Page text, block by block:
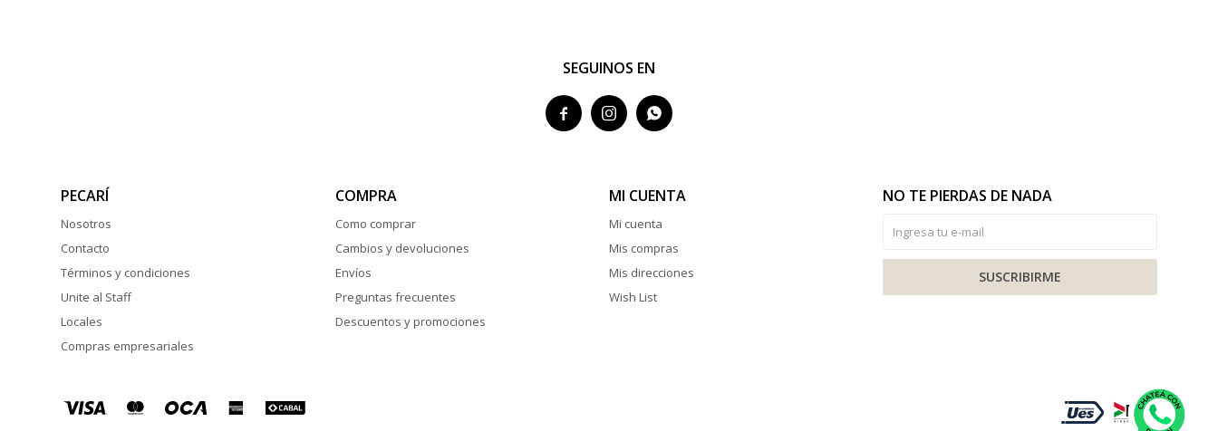
SEGUINOS EN
  
PECARÍ
Nosotros
Contacto
Términos y condiciones
Unite al Staff
Locales
Compras empresariales
COMPRA
Como comprar
Cambios y devoluciones
Envíos
Preguntas frecuentes
Descuentos y promociones
MI CUENTA
Mi cuenta
Mis compras
Mis direcciones
Wish List
NO TE PIERDAS DE NADA
SUSCRIBIRME